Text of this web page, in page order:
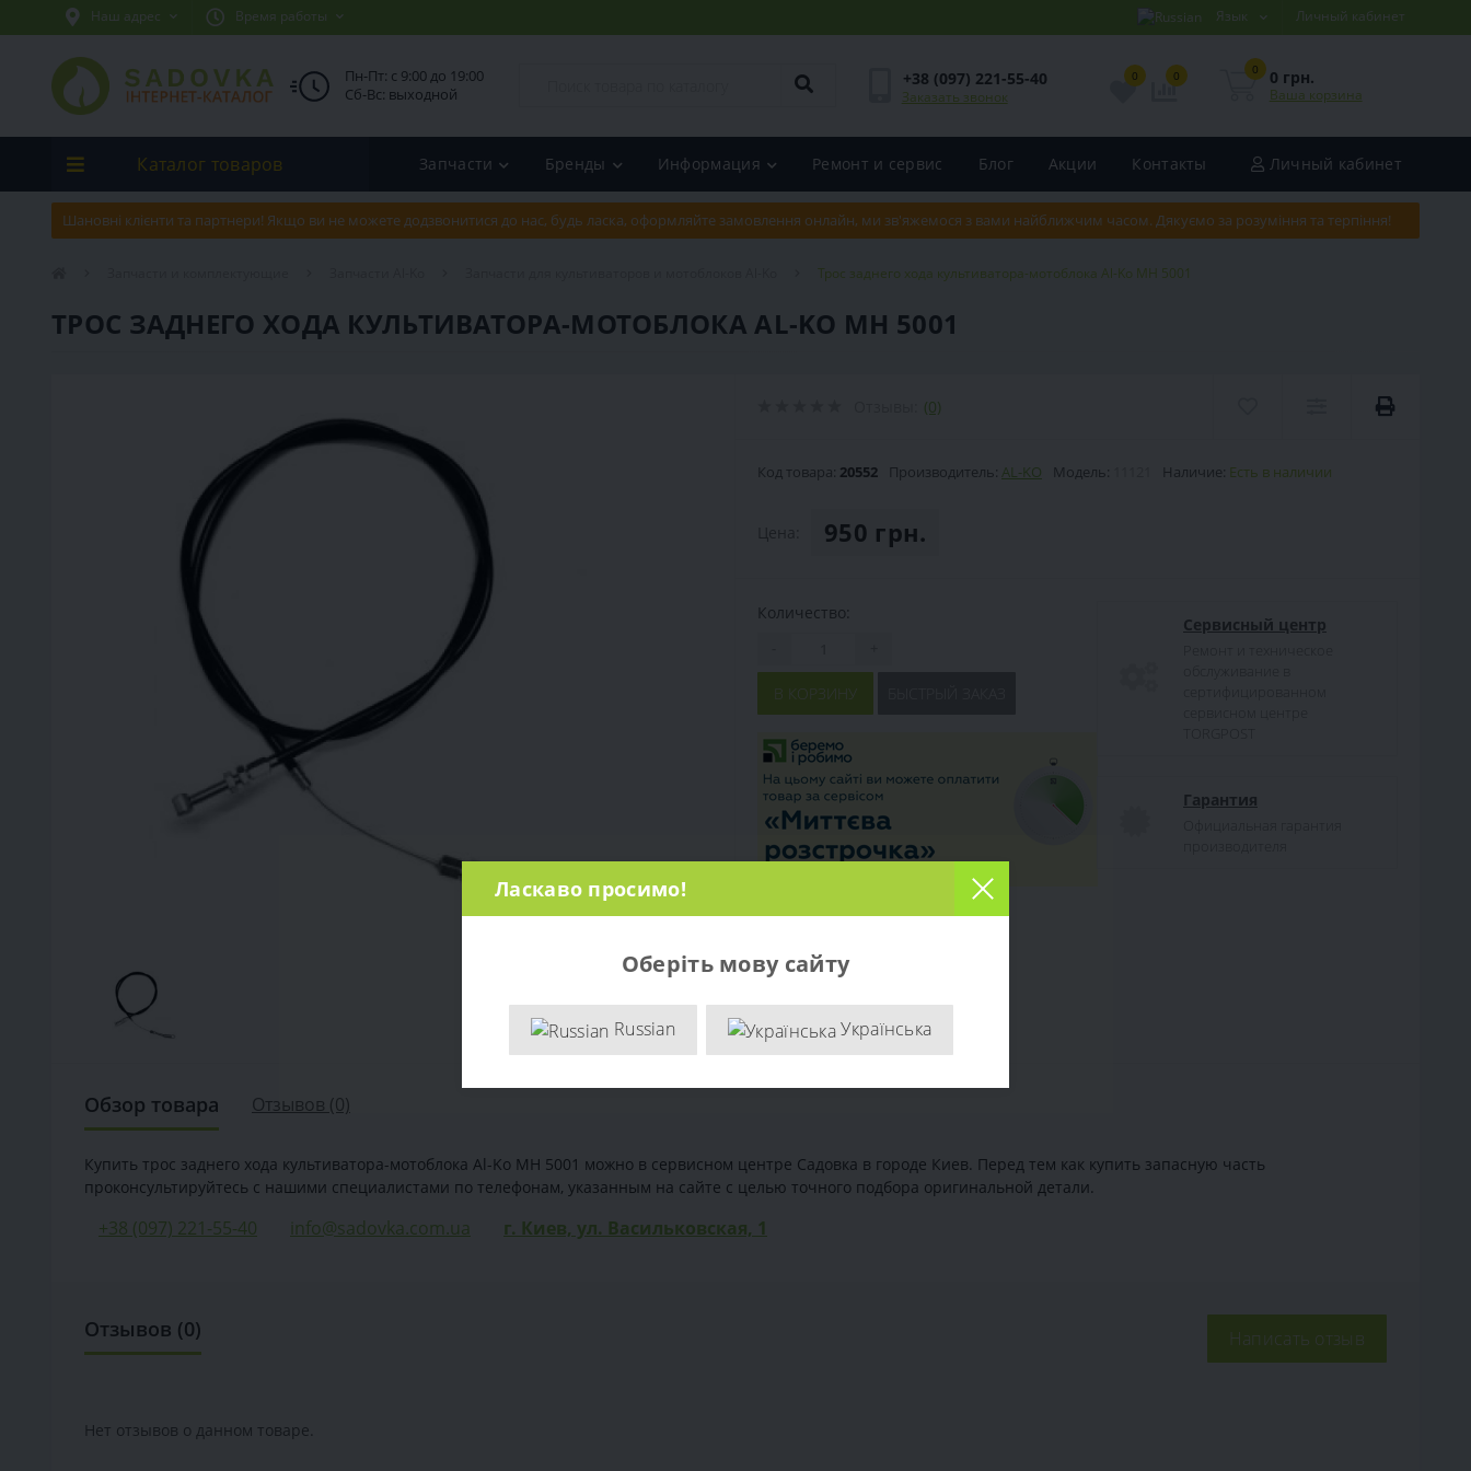
Наш адрес Время работы Язык Личный кабинет
Пн-Пт: с 9:00 до 19:00
Сб-Вс: выходной
+38 (097) 221-55-40
Заказать звонок
0 0 0 0 грн.
Ваша корзина
Каталог товаров Запчасти Бренды Информация Ремонт и сервис Блог Акции Контакты Личный кабинет
Шановні клієнти та партнери! Якщо ви не можете додзвонитися до нас, будь ласка, оформляйте замовлення онлайн, ми зв'яжемося з вами найближчим часом. Дякуємо за розуміння та терпіння!
Трос заднего хода культиватора-мотоблока Al-Ko MH 5001
ТРОС ЗАДНЕГО ХОДА КУЛЬТИВАТОРА-МОТОБЛОКА AL-KO MH 5001
(0)
Код товара: 20552 Производитель: AL-KO Модель: Наличие: Есть в наличии
950 грн.
Количество:
В КОРЗИНУ
Сервисный центр
Гарантия
Обзор товара Отзывов (0)
Купить трос заднего хода культиватора-мотоблока Al-Ko MH 5001 можно в сервисном центре Садовка в городе Киев. Перед тем как купить запасную часть
проконсультируйтесь с нашими специалистами по телефонам, указанным на сайте с целью точного подбора оригинальной детали.
+38 (097) 221-55-40 info@sadovka.com.ua г. Киев, ул. Васильковская, 1
Отзывов (0) Написать отзыв
Нет отзывов о данном товаре.
Ласкаво просимо!
Оберіть мову сайту
Russian Українська